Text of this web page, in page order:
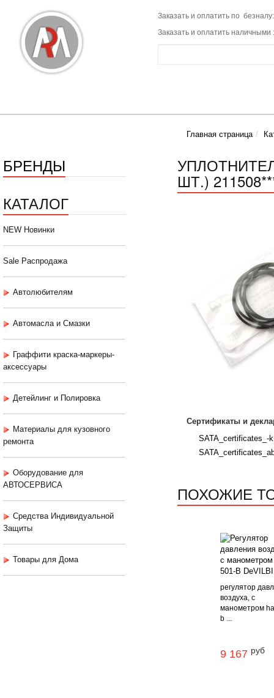
Заказать и оплатить по
Заказать и оплатить наличными
Главная страница
БРЕНДЫ
КАТАЛОГ
NEW Новинки
Sale Распродажа
Автолюбителям
Автомасла и Смазки
Граффити краска-маркеры-
аксессуары
Детейлинг и Полировка
Материалы для кузовного
ремонта
Оборудование для
АВТОСЕРВИСА
Средства Индивидуальной
Защиты
Товары для Дома
ШТ.)
Сертификаты и
SATA_certificates_-
ПОХОЖИЕ
регулятор
воздуха, с
манометром
b ...
9 167 руб